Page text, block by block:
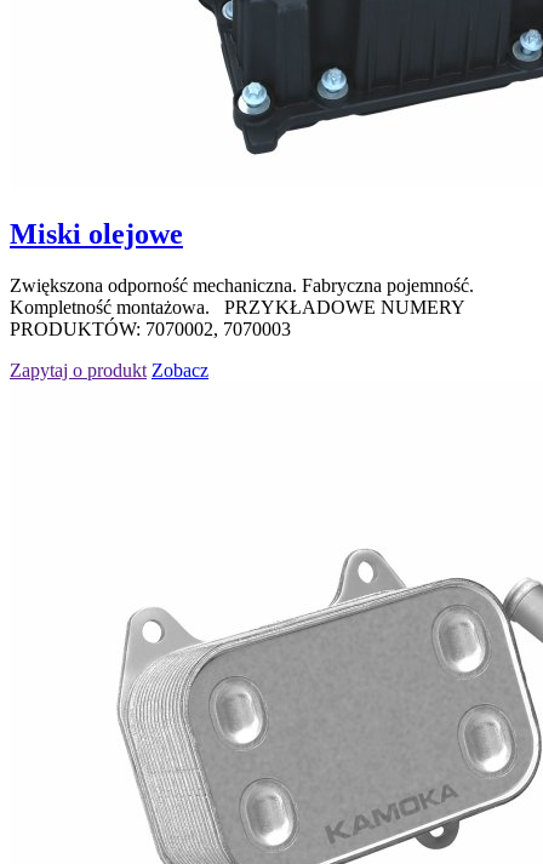
Miski olejowe
Zwiększona odporność mechaniczna. Fabryczna pojemność.
Kompletność montażowa. PRZYKŁADOWE NUMERY
PRODUKTÓW: 7070002, 7070003
Zapytaj o produkt Zobacz